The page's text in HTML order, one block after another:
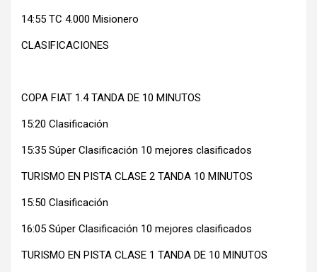
14:55 TC 4.000 Misionero
CLASIFICACIONES
COPA FIAT 1.4 TANDA DE 10 MINUTOS
15:20 Clasificación
15:35 Súper Clasificación 10 mejores clasificados
TURISMO EN PISTA CLASE 2 TANDA 10 MINUTOS
15:50 Clasificación
16:05 Súper Clasificación 10 mejores clasificados
TURISMO EN PISTA CLASE 1 TANDA DE 10 MINUTOS